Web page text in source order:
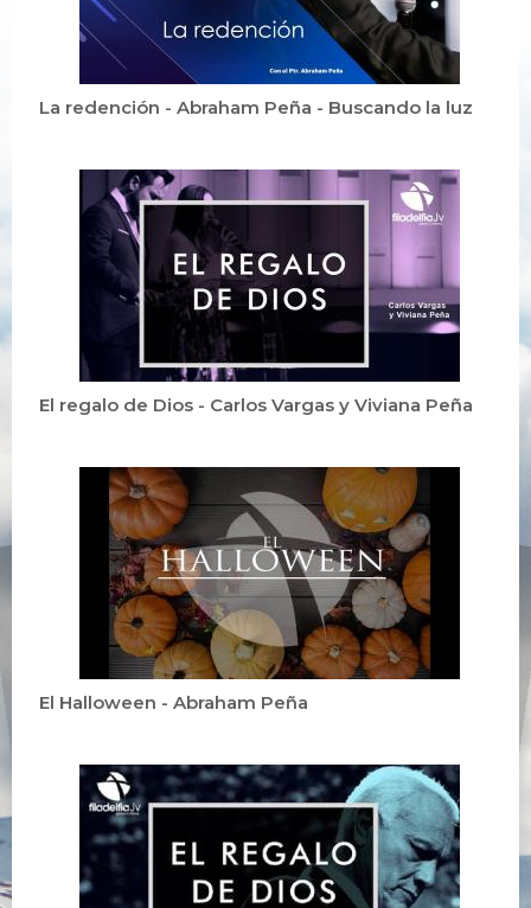
La redención - Abraham Peña - Buscando la luz
El regalo de Dios - Carlos Vargas y Viviana Peña
El Halloween - Abraham Peña